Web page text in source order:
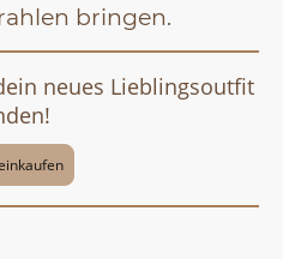
bringen.
neues Lieblingsoutfit